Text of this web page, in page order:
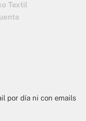
Textil
por día ni con emails